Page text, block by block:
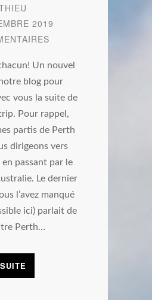
2019
Un nouvel
blog pour
vous la suite de
Pour rappel,
partis de Perth
dirigeons vers
passant par le
Le dernier
l’avez manqué
ici) parlait de
Perth…